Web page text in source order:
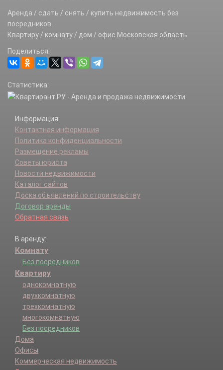
Аренда / сдать / снять / купить недвижимость без
посредников.
Квартиру / комнату / дом / офис Московская область
Поделиться:
Статистика:
Информация:
Контактная информация
Политика конфиденциальности
Размещение рекламы
Советы юриста
Новости недвижимости
Каталог сайтов
Доска объявлений по строительству
Договор аренды
Обратная связь
В аренду:
Комнату
Без посредников
Квартиру
однокомнатную
двухкомнатную
трехкомнатную
многокомнатную
Без посредников
Дома
Офисы
Коммерческая недвижимость